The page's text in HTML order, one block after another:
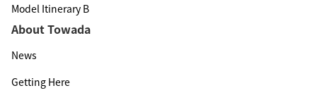
Model Itinerary B
About Towada
News
Getting Here